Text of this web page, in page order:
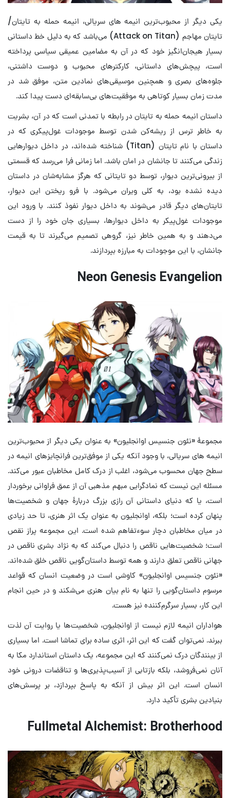
یکی دیگر از محبوب‌ترین انیمه های سریالی، انیمه حمله به تایتان/
تایتان مهاجم (Attack on Titan) می‌باشد که به دلیل خط داستانی
بسیار هیجان‌انگیز خود که در آن به مضامین عمیقی سیاسی پرداخته
است، پیچش‌های داستانی، کارکترهای محبوب و دوست داشتنی،
جلوه‌های بصری و همچنین موسیقی‌های نمادین متن، موفق شد در
مدت زمان بسیار کوتاهی به موفقیت‌های بی‌سابقه‌ای دست پیدا کند.
داستان انیمه حمله به تایتان در رابطه با تمدنی است که در آن، بشریت
به خاطر ترس از ریشه‌کن شدن توسط موجودات غول‌پیکری که در
داستان با نام تایتان (Titan) شناخته شده‌اند، در داخل دیوارهایی
زندگی می‌کنند تا جانشان در امان باشد. اما زمانی فرا می‌رسد که قسمتی
از بیرونی‌ترین دیوار، توسط دو تایتانی که هرگز مشابه‌شان در داستان
دیده نشده بود، به کلی ویران می‌شود. با فرو ریختن این دیوار،
تایتان‌های دیگر قادر می‌شوند به داخل دیوار نفوذ کنند. با ورود این
موجودات غول‌پیکر به داخل دیوارها، بسیاری جان خود را از دست
می‌دهند و به همین خاطر نیز، گروهی تصمیم می‌گیرند تا به قیمت
جانشان، با این موجودات به مبارزه بپردازند.
Neon Genesis Evangelion
مجموعهٔ «نئون جنسیس اوانجلیون» به عنوان یکی دیگر از محبوب‌ترین
انیمه های سریالی، با وجود آنکه یکی از موفق‌ترین فرانچایزهای انیمه در
سطح جهان محسوب می‌شود، اغلب از درک کامل مخاطبان عبور می‌کند.
مسئله این نیست که نمادگرایی مبهم مذهبی آن از عمق فراوانی برخوردار
است، یا که دنیای داستانی آن رازی بزرگ دربارهٔ جهان و شخصیت‌ها
پنهان کرده است؛ بلکه، اوانجلیون به عنوان یک اثر هنری، تا حد زیادی
در میان مخاطبان دچار سوءتفاهم شده است. این مجموعه پراز نقص
است؛ شخصیت‌هایی ناقص را دنبال می‌کند که به نژاد بشری ناقص در
جهانی ناقص تعلق دارند و همه توسط داستان‌گویی ناقص خلق شده‌اند.
«نئون جنسیس اوانجلیون» کاوشی است در وضعیت انسان که قواعد
مرسوم داستان‌گویی را تنها به نام بیان هنری می‌شکند و در حین انجام
این کار، بسیار سرگرم‌کننده نیز هست.
هواداران انیمه لازم نیست از اوانجلیون، شخصیت‌ها یا روایت آن لذت
ببرند. نمی‌توان گفت که این اثر، اثری ساده برای تماشا است. اما بسیاری
از بینندگان درک نمی‌کنند که این مجموعه، یک داستان استاندارد مکا به
آنان نمی‌فروشد، بلکه بازتابی از آسیب‌پذیری‌ها و تناقضات درونی خود
انسان است. این اثر بیش از آنکه به پاسخ بپردازد، بر پرسش‌های
بنیادین بشری تأکید دارد.
Fullmetal Alchemist: Brotherhood